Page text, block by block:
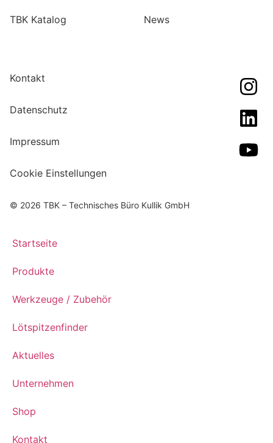
TBK Katalog News
Kontakt
Datenschutz
Impressum
Cookie Einstellungen
© 2026 TBK – Technisches Büro Kullik GmbH
Startseite
Produkte
Werkzeuge / Zubehör
Lötspitzenfinder
Aktuelles
Unternehmen
Shop
Kontakt